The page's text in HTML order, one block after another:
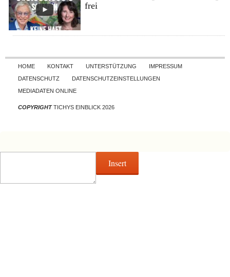
frei
Skip to content
HOME KONTAKT UNTERSTÜTZUNG
IMPRESSUM
DATENSCHUTZ
DATENSCHUTZEINSTELLUNGEN
MEDIADATEN ONLINE
COPYRIGHTTICHYS EINBLICK 2026
Insert